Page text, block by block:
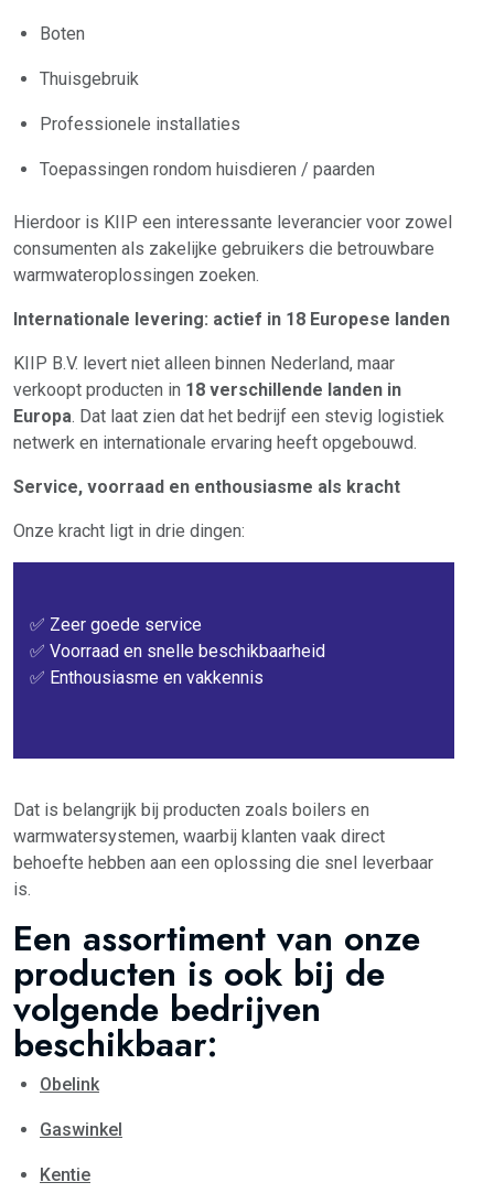
Boten
Thuisgebruik
Professionele installaties
Toepassingen rondom huisdieren / paarden
Hierdoor is KIIP een interessante leverancier voor zowel
consumenten als zakelijke gebruikers die betrouwbare
warmwateroplossingen zoeken.
Internationale levering: actief in 18 Europese landen
KIIP B.V. levert niet alleen binnen Nederland, maar
verkoopt producten in 18 verschillende landen in
Europa. Dat laat zien dat het bedrijf een stevig logistiek
netwerk en internationale ervaring heeft opgebouwd.
Service, voorraad en enthousiasme als kracht
Onze kracht ligt in drie dingen:
✅ Zeer goede service
✅ Voorraad en snelle beschikbaarheid
✅ Enthousiasme en vakkennis
Dat is belangrijk bij producten zoals boilers en
warmwatersystemen, waarbij klanten vaak direct
behoefte hebben aan een oplossing die snel leverbaar
is.
Een assortiment van onze
producten is ook bij de
volgende bedrijven
beschikbaar:
Obelink
Gaswinkel
Kentie